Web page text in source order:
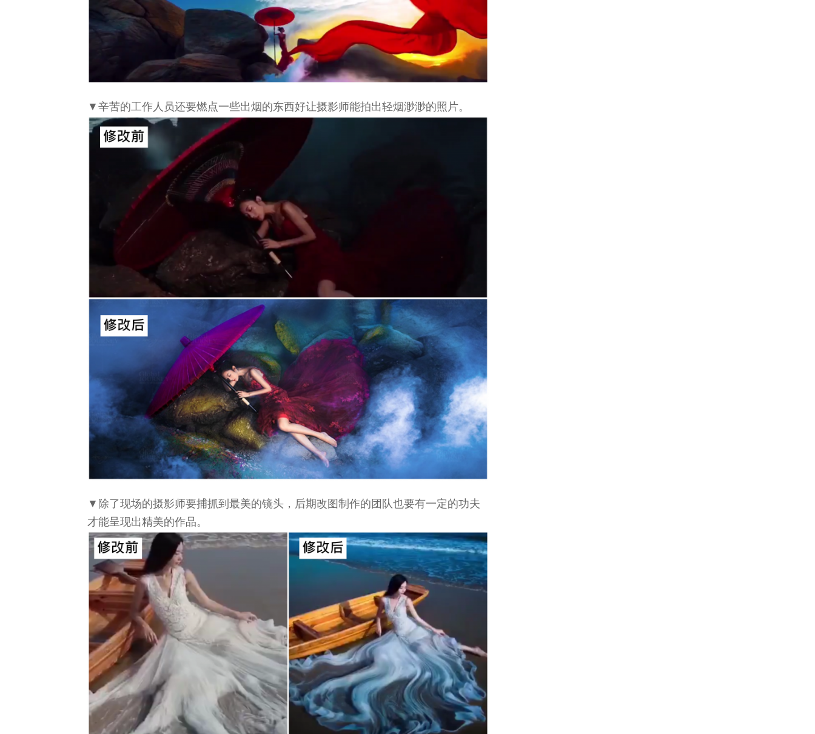
▼辛苦的工作人员还要燃点一些出烟的东西好让摄影师能拍出轻烟渺渺的照片。
▼除了现场的摄影师要捕抓到最美的镜头，后期改图制作的团队也要有一定的功夫
才能呈现出精美的作品。